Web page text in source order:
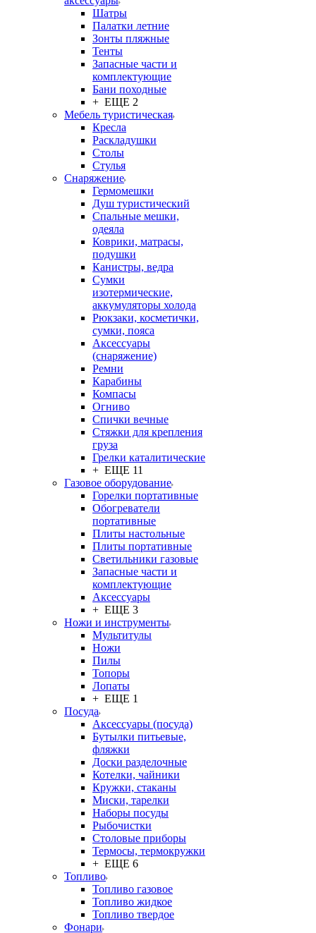
Шатры
Палатки летние
Зонты пляжные
Тенты
Запасные части и
комплектующие
Бани походные
+ ЕЩЕ 2
Мебель туристическая
Кресла
Раскладушки
Столы
Стулья
Снаряжение
Гермомешки
Душ туристический
Спальные мешки,
одеяла
Коврики, матрасы,
подушки
Канистры, ведра
Сумки
изотермические,
аккумуляторы холода
Рюкзаки, косметички,
сумки, пояса
Аксессуары
(снаряжение)
Ремни
Карабины
Компасы
Огниво
Спички вечные
Стяжки для крепления
груза
Грелки каталитические
+ ЕЩЕ 11
Газовое оборудование
Горелки портативные
Обогреватели
портативные
Плиты настольные
Плиты портативные
Светильники газовые
Запасные части и
комплектующие
Аксессуары
+ ЕЩЕ 3
Ножи и инструменты
Мультитулы
Ножи
Пилы
Топоры
Лопаты
+ ЕЩЕ 1
Посуда
Аксессуары (посуда)
Бутылки питьевые,
фляжки
Доски разделочные
Котелки, чайники
Кружки, стаканы
Миски, тарелки
Наборы посуды
Рыбочистки
Столовые приборы
Термосы, термокружки
+ ЕЩЕ 6
Топливо
Топливо газовое
Топливо жидкое
Топливо твердое
Фонари